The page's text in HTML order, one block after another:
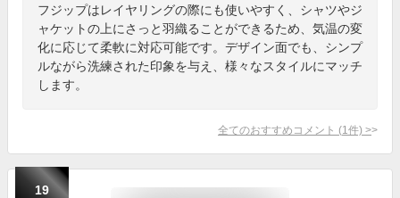
フジップはレイヤリングの際にも使いやすく、シャツやジ
ャケットの上にさっと羽織ることができるため、気温の変
化に応じて柔軟に対応可能です。デザイン面でも、シンプ
ルながら洗練された印象を与え、様々なスタイルにマッチ
します。
全てのおすすめコメント (1 件) >
19